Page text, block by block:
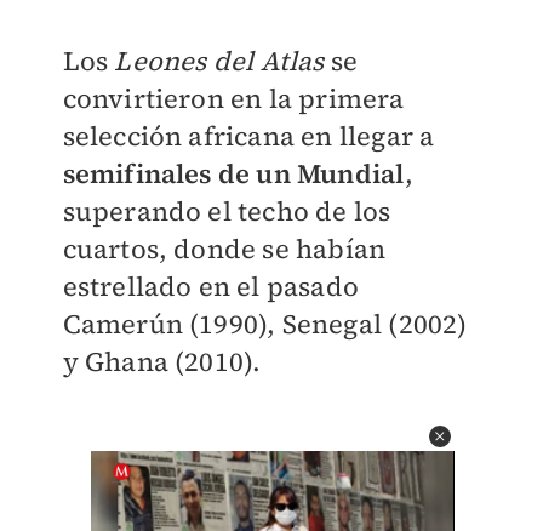
Los Leones del Atlasse
convirtieron en la primera
selección africana en llegar a
semifinales de un Mundial,
superando el techo de los
cuartos, donde se habían
estrellado en el pasado
Camerún (1990), Senegal (2002)
y Ghana (2010).